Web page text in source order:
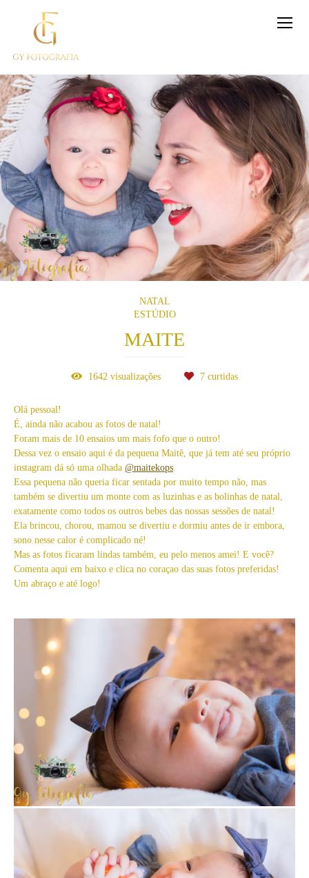
NATAL
ESTÚDIO
MAITE
1642 visualizações 7 curtidas
Olá pessoal!
É, ainda não acabou as fotos de natal!
Foram mais de 10 ensaios um mais fofo que o outro!
Dessa vez o ensaio aqui é da pequena Maitê, que já tem até seu próprio
instagram dá só uma olhada @maitekops
Essa pequena não queria ficar sentada por muito tempo não, mas
também se divertiu um monte com as luzinhas e as bolinhas de natal,
exatamente como todos os outros bebes das nossas sessões de natal!
Ela brincou, chorou, mamou se divertiu e dormiu antes de ir embora,
sono nesse calor é complicado né!
Mas as fotos ficaram lindas também, eu pelo menos amei! E você?
Comenta aqui em baixo e clica no coraçao das suas fotos preferidas!
Um abraço e até logo!